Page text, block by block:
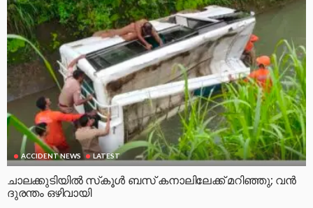
ACCIDENT NEWS LATEST
ചാലക്കുടിയിൽ സ്‌കൂൾ ബസ് കനാലിലേക്ക് മറിഞ്ഞു; വൻ
ദുരന്തം ഒഴിവായി